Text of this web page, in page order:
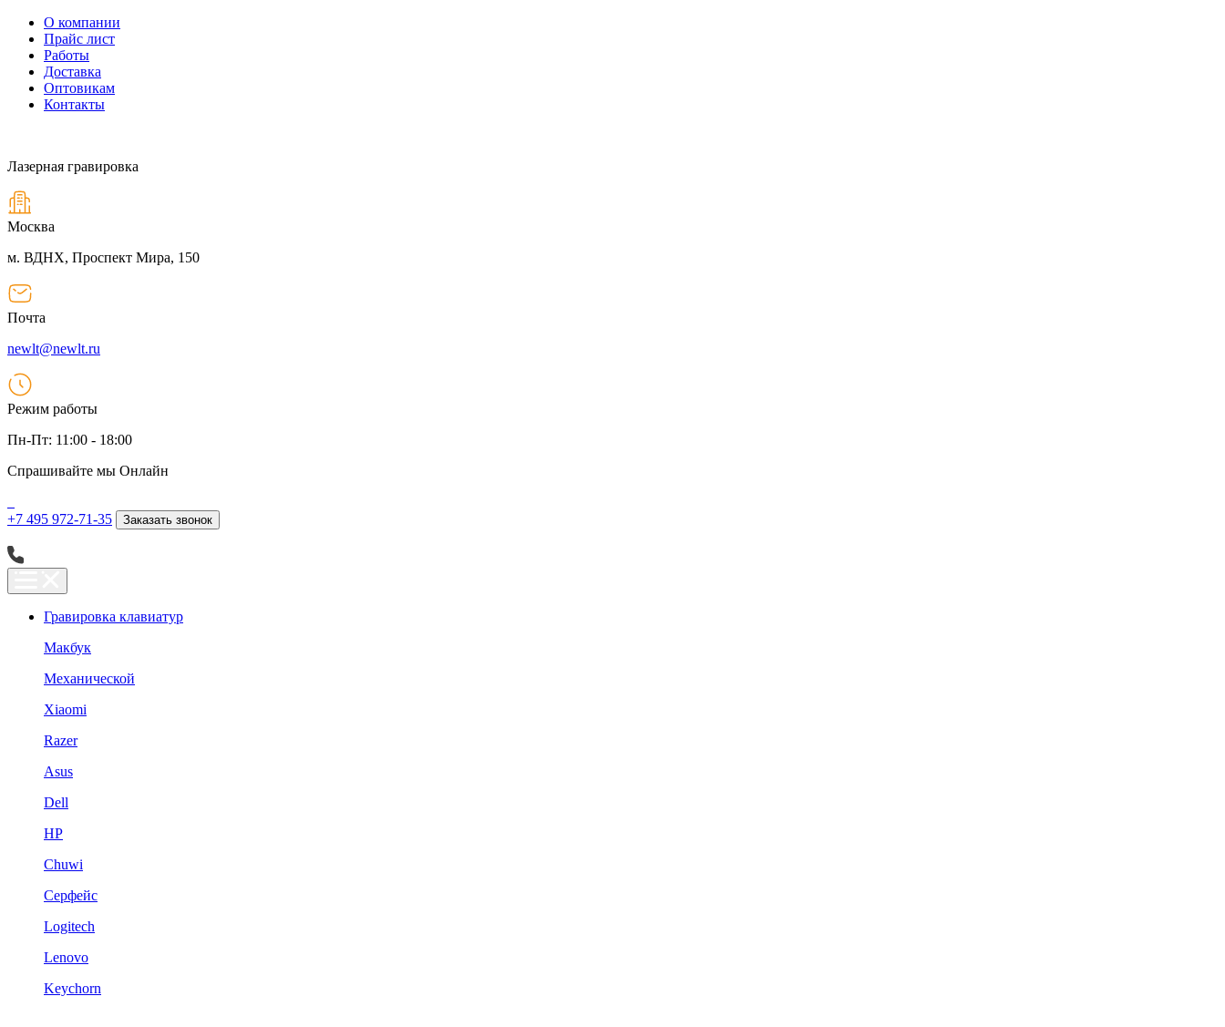
О компании
Прайс лист
Работы
Доставка
Оптовикам
Контакты
Лазерная гравировка
Москва
м. ВДНХ, Проспект Мира, 150
Почта
newlt@newlt.ru
Режим работы
Пн-Пт: 11:00 - 18:00
Спрашивайте мы Онлайн
+7 495 972-71-35 Заказать звонок
Гравировка клавиатур
Макбук
Механической
Xiaomi
Razer
Asus
Dell
HP
Chuwi
Серфейс
Logitech
Lenovo
Keychorn